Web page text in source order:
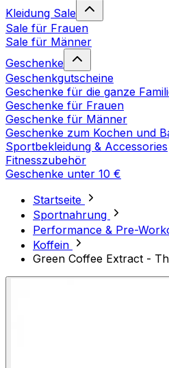
Kleidung Sale
Sale für Frauen
Sale für Männer
Geschenke
Geschenkgutscheine
Geschenke für die ganze
Geschenke für Frauen
Geschenke für Männer
Geschenke zum Kochen und
Sportbekleidung & Accessories
Fitnesszubehör
Geschenke unter 10 €
Startseite
Sportnahrung
Performance & Pre-
Koffein
Green Coffee Extract -